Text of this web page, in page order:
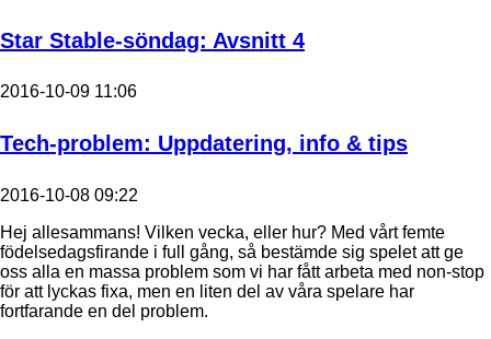
Star Stable-söndag: Avsnitt 4
2016-10-09 11:06
Tech-problem: Uppdatering, info & tips
2016-10-08 09:22
Hej allesammans! Vilken vecka, eller hur? Med vårt femte
födelsedagsfirande i full gång, så bestämde sig spelet att ge
oss alla en massa problem som vi har fått arbeta med non-stop
för att lyckas fixa, men en liten del av våra spelare har
fortfarande en del problem.